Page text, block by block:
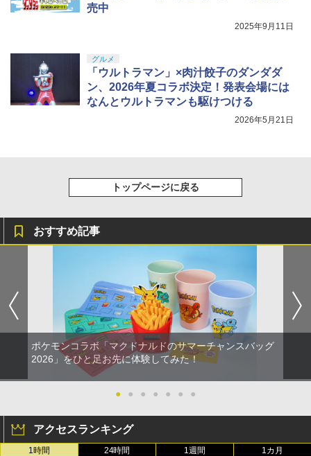
売中
2025年9月11日
グルメ
「ウルトラマン」×肉汁餃子のダンダダ
ン、2026年夏コラボ決定！発表会場には
なんとウルトラマンも駆けつける
2026年5月21日
トップページに戻る
おすすめ記事
ポケモンコラボ「マクドナルドのサマーチャンスバッグ
2026」をひと足お先に体験してみた！
● ● ● ● ● ● ●
アクセスランキング
1時間 24時間 1週間 1カ月